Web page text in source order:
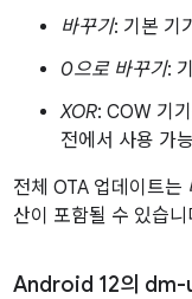
바꾸기: 기본 기
0으로 바꾸기:
XOR: COW 기
전에서 사용 가
전체 OTA 업데이트는
산이 포함될 수 있습니
Android 12의 dm-